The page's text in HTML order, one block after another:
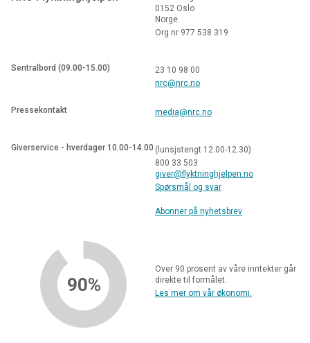
0152 Oslo
Norge
Org.nr 977 538 319
Sentralbord (09.00-15.00)
23 10 98 00
nrc@nrc.no
Pressekontakt media@nrc.no
Giverservice - hverdager 10.00-14.00 (lunsjstengt 12.00-12.30)
800 33 503
giver@flyktninghjelpen.no
Spørsmål og svar
Abonner på nyhetsbrev
90%
Over 90 prosent av våre inntekter går
direkte til formålet.
Les mer om vår økonomi.